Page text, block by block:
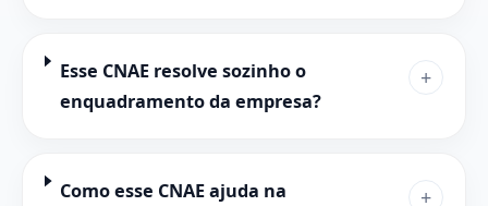
Esse CNAE resolve sozinho o
enquadramento da empresa?
+
Como esse CNAE ajuda na
+